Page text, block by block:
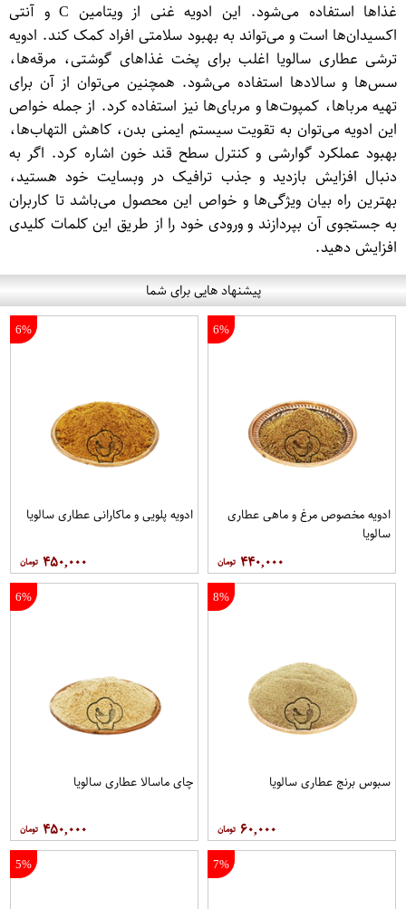
غذاها استفاده می‌شود. این ادویه غنی از ویتامین C و آنتی
اکسیدان‌ها است و می‌تواند به بهبود سلامتی افراد کمک کند. ادویه
ترشی عطاری سالویا اغلب برای پخت غذاهای گوشتی، مرقه‌ها،
سس‌ها و سالاد‌ها استفاده می‌شود. همچنین می‌توان از آن برای
تهیه مرباها، کمپوت‌ها و مربای‌ها نیز استفاده کرد. از جمله خواص
این ادویه می‌توان به تقویت سیستم ایمنی بدن، کاهش التهاب‌ها،
بهبود عملکرد گوارشی و کنترل سطح قند خون اشاره کرد. اگر به
دنبال افزایش بازدید و جذب ترافیک در وبسایت خود هستید،
بهترین راه بیان ویژگی‌ها و خواص این محصول می‌باشد تا کاربران
به جستجوی آن بپردازند و ورودی خود را از طریق این کلمات کلیدی
افزایش دهید.
پیشنهاد هایی برای شما
6%
ادویه مخصوص مرغ و ماهی عطاری
سالویا
۴۴۰,۰۰۰
6%
ادویه پلویی و ماکارانی عطاری سالویا
۴۵۰,۰۰۰
8%
سبوس برنج عطاری سالویا
۶۰,۰۰۰
6%
چای ماسالا عطاری سالویا
۴۵۰,۰۰۰
7%
5%